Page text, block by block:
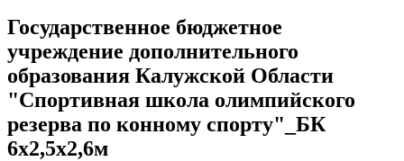
Государственное бюджетное
учреждение дополнительного
образования Калужской Области
"Спортивная школа олимпийского
резерва по конному спорту"_БК
6х2,5х2,6м